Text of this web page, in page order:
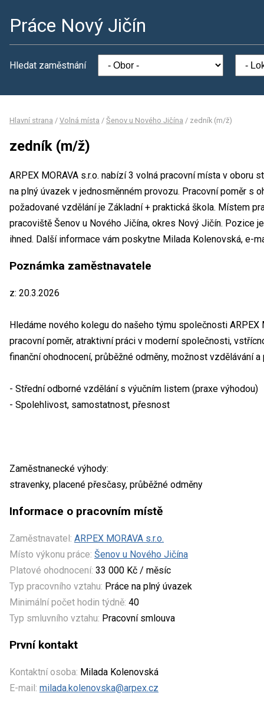
Práce Nový Jičín
Hledat zaměstnání
Hlavní strana / Volná místa / Šenov u Nového Jičína / zedník (m/ž)
zedník (m/ž)
ARPEX MORAVA s.r.o. nabízí 3 volná pracovní místa v
na plný úvazek v jednosměnném provozu. Pracovní poměr s
požadované vzdělání je Základní + praktická škola. Místem
pracoviště Šenov u Nového Jičína, okres Nový Jičín. Pozice
ihned. Další informace vám poskytne Milada Kolenovská, e-
Poznámka zaměstnavatele
z: 20.3.2026
Hledáme nového kolegu do našeho týmu společnosti ARPEX
pracovní poměr, atraktivní práci v moderní společnosti,
finanční ohodnocení, průběžné odměny, možnost vzdělávání
- Střední odborné vzdělání s výučním listem (praxe výhodou)
- Spolehlivost, samostatnost, přesnost
Zaměstnanecké výhody:
stravenky, placené přesčasy, průběžné odměny
Informace o pracovním místě
Zaměstnavatel: ARPEX MORAVA s.r.o.
Místo výkonu práce: Šenov u Nového Jičína
Platové ohodnocení: 33 000 Kč / měsíc
Typ pracovního vztahu: Práce na plný úvazek
Minimální počet hodin týdně: 40
Typ smluvního vztahu: Pracovní smlouva
První kontakt
Kontaktní osoba: Milada Kolenovská
E-mail: milada.kolenovska@arpex.cz